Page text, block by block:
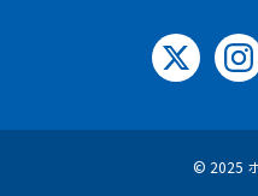
© 2025